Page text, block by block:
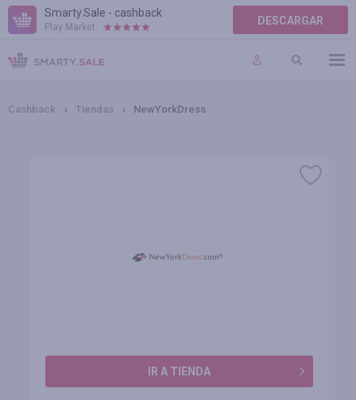
Smarty.Sale - cashback
Play Market: DESCARGAR
TÉRMINOS DE USO
COMPLEMENTOS
Cashback Tiendas NewYorkDress
IR A TIENDA